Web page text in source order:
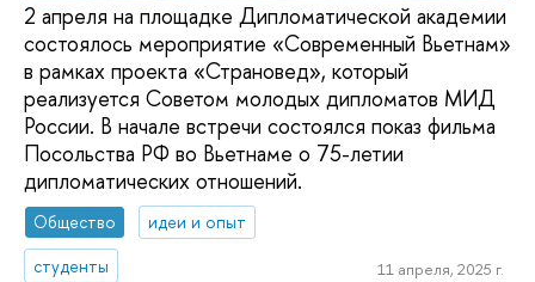
2 апреля на площадке Дипломатической академии
состоялось мероприятие «Современный Вьетнам»
в рамках проекта «Страновед», который
реализуется Советом молодых дипломатов МИД
России. В начале встречи состоялся показ фильма
Посольства РФ во Вьетнаме о 75-летии
дипломатических отношений.
Общество
идеи и опыт
студенты
11 апреля, 2025 г.